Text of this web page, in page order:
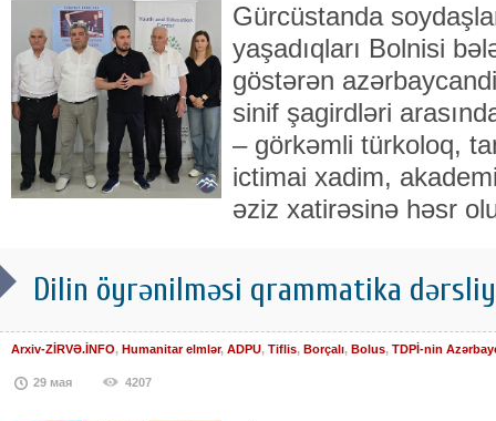
Gürcüstanda
yaşadıqları Bolnisi
göstərən
sinif şagirdləri
– görkəmli türkoloq,
ictimai xadim,
əziz xatirəsinə həsr
Dilin öyrənilməsi qrammatika
Arxiv-ZİRVƏ.İNFO, Humanitar elmlər, ADPU, Tiflis, Borçalı, Bolus, TDPİ-nin
29 мая 4207